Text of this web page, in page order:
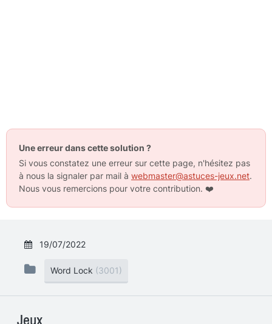
Une erreur dans cette solution ?
Si vous constatez une erreur sur cette page, n'hésitez pas
à nous la signaler par mail à webmaster@astuces-jeux.net.
Nous vous remercions pour votre contribution. ❤️
19/07/2022
Word Lock (3001)
Jeux